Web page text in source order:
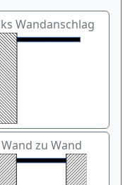
Wandanschlag
Wand zu Wand